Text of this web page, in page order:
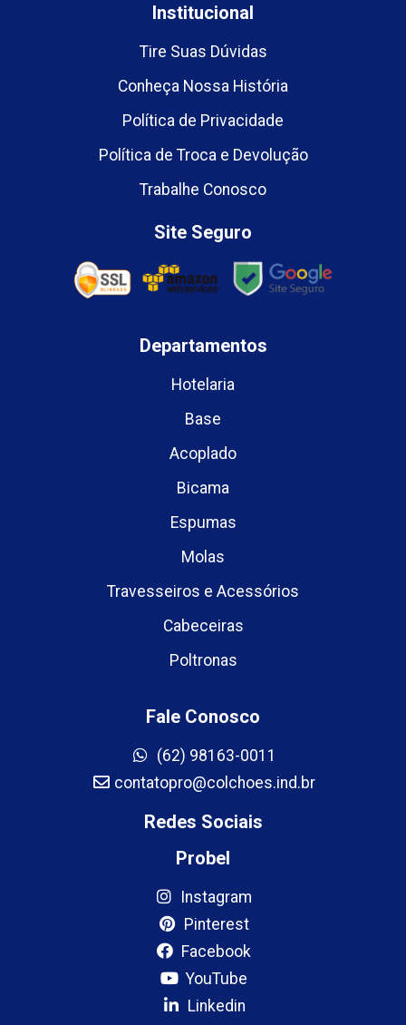
Institucional
Tire Suas Dúvidas
Conheça Nossa História
Política de Privacidade
Política de Troca e Devolução
Trabalhe Conosco
Site Seguro
Departamentos
Hotelaria
Base
Acoplado
Bicama
Espumas
Molas
Travesseiros e Acessórios
Cabeceiras
Poltronas
Fale Conosco
(62) 98163-0011
contatopro@colchoes.ind.br
Redes Sociais
Probel
Instagram
Pinterest
Facebook
YouTube
Linkedin